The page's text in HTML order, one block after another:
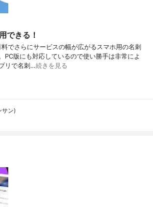
できる！
でさらにサービスの幅が広がるスマホ用の名刺
PC版にも対応しているので使い勝手は非常によ
リで名刺…続きを見る
サン)